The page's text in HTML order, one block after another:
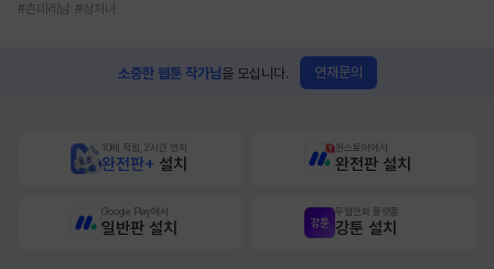
#츤데레남 #상처녀
소중한 웹툰 작가님을 모십니다. 연재문의
10배 적립, 2시간 먼저
완전판+ 설치
원스토어에서
완전판 설치
Google Play에서
일반판 설치
무협만화 플랫폼
강툰 설치